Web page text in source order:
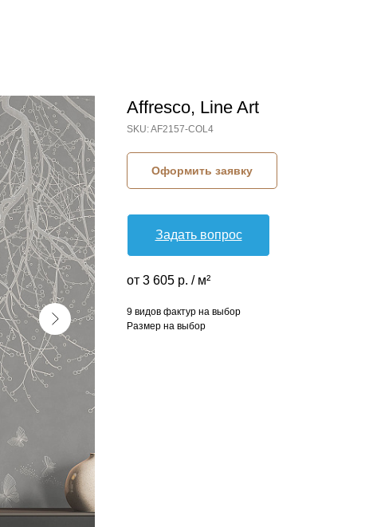
Affresco, Line Art
SKU:AF2157-COL4
Оформить заявку
Задать вопрос
от 3 605 р. / м²
9 видов фактур на выбор
Размер на выбор